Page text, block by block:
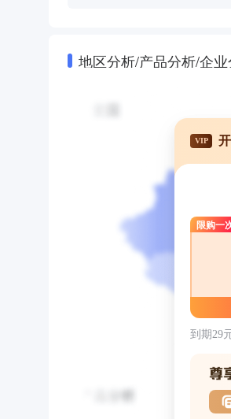
地区分析/产品分析/企
VIP
限购一
到期29